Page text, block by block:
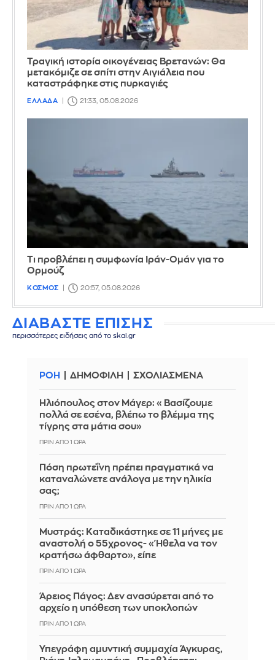
Τραγική ιστορία οικογένειας Βρετανών: Θα
μετακόμιζε σε σπίτι στην Αιγιάλεια που
καταστράφηκε στις πυρκαγιές
ΕΛΛΑΔΑ 21:33, 05.08.2026
Τι προβλέπει η συμφωνία Ιράν-Ομάν για το
Ορμούζ
ΚΟΣΜΟΣ 20:57, 05.08.2026
ΔΙΑΒΑΣΤΕ ΕΠΙΣΗΣ
περισσότερες ειδήσεις από το skai.gr
ΡΟΗ ΔΗΜΟΦΙΛΗ ΣΧΟΛΙΑΣΜΕΝΑ
Ηλιόπουλος στον Μάγερ: «Βασίζουμε
πολλά σε εσένα, βλέπω το βλέμμα της
τίγρης στα μάτια σου»
ΠΡΙΝ ΑΠΌ 1 ΏΡΑ
Πόση πρωτεΐνη πρέπει πραγματικά να
καταναλώνετε ανάλογα με την ηλικία
σας;
ΠΡΙΝ ΑΠΌ 1 ΏΡΑ
Μυστράς: Καταδικάστηκε σε 11 μήνες με
αναστολή ο 55χρονος- «Ήθελα να τον
κρατήσω άφθαρτο», είπε
ΠΡΙΝ ΑΠΌ 1 ΏΡΑ
Άρειος Πάγος: Δεν ανασύρεται από το
αρχείο η υπόθεση των υποκλοπών
ΠΡΙΝ ΑΠΌ 1 ΏΡΑ
Υπεγράφη αμυντική συμμαχία Άγκυρας,